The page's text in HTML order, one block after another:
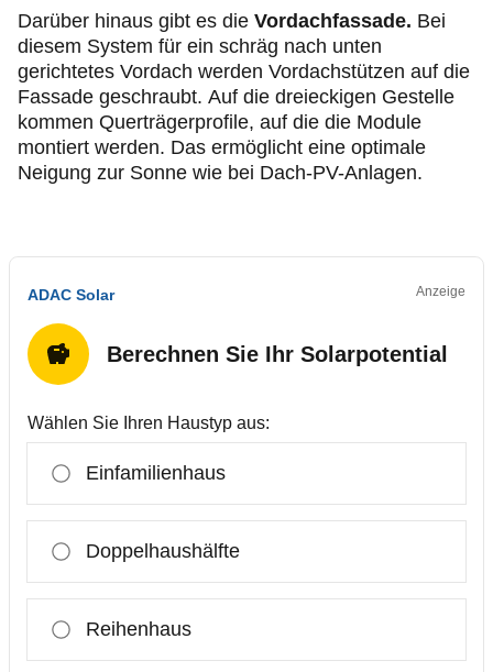
Darüber hinaus gibt es die Vordachfassade. Bei
diesem System für ein schräg nach unten
gerichtetes Vordach werden Vordachstützen auf die
Fassade geschraubt. Auf die dreieckigen Gestelle
kommen Querträgerprofile, auf die die Module
montiert werden. Das ermöglicht eine optimale
Neigung zur Sonne wie bei Dach-PV-Anlagen.
ADAC Solar Anzeige
Berechnen Sie Ihr Solarpotential
Wählen Sie Ihren Haustyp aus:
Einfamilienhaus
Doppelhaushälfte
Reihenhaus